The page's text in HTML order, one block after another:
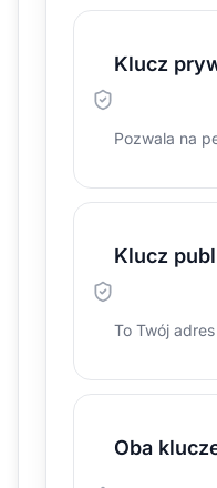
Klucz
Pozwala na
Klucz
To Twój
Oba